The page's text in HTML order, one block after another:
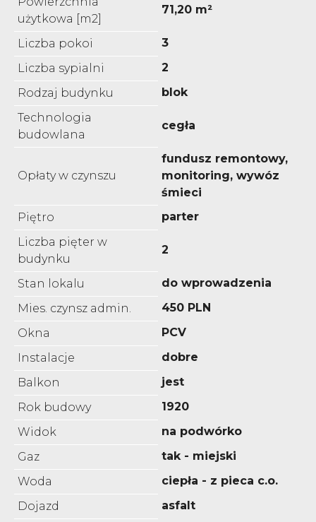
użytkowa [m2]
71,20 m²
Liczba pokoi
3
Liczba sypialni
2
Rodzaj budynku
blok
Technologia
budowlana
cegła
Opłaty w czynszu
fundusz remontowy,
monitoring, wywóz
śmieci
Piętro
parter
Liczba pięter w
budynku
2
Stan lokalu
do wprowadzenia
Mies. czynsz admin.
450 PLN
Okna
PCV
Instalacje
dobre
Balkon
jest
Rok budowy
1920
Widok
na podwórko
Gaz
tak - miejski
Woda
ciepła - z pieca c.o.
Dojazd
asfalt